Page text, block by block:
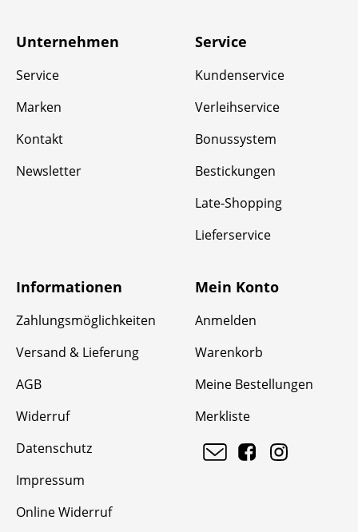
Unternehmen
Service
Marken
Kontakt
Newsletter
Service
Kundenservice
Verleihservice
Bonussystem
Bestickungen
Late-Shopping
Lieferservice
Informationen
Zahlungsmöglichkeiten
Versand & Lieferung
AGB
Widerruf
Datenschutz
Impressum
Online Widerruf
Mein Konto
Anmelden
Warenkorb
Meine Bestellungen
Merkliste